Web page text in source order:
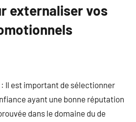
externaliser vos
Il est important de sélectionner
ayant une bonne réputation
dans le domaine du de